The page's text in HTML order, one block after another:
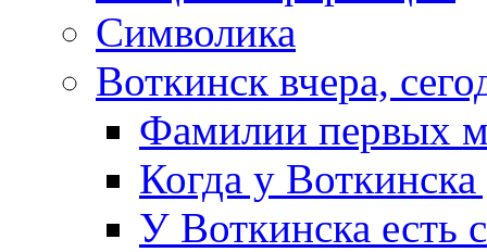
Символика
Воткинск вчера,
Фамилии первых
Когда у
У Воткинска есть